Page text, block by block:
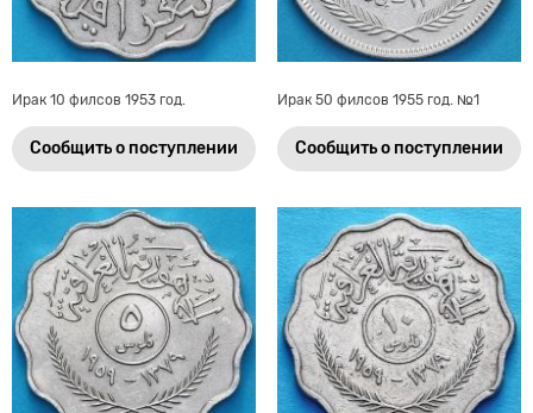
Ирак 10 филсов 1953 год.
Сообщить о поступлении
Ирак 50 филсов 1955 год. №1
Сообщить о поступлении